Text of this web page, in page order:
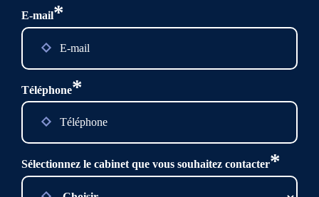
E-mail*
Téléphone*
Sélectionnez le cabinet que vous souhaitez contacter*